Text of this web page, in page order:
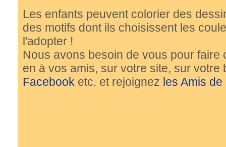
Les enfants peuvent colorier des
des motifs dont ils choisissent les
l'adopter !
Nous avons besoin de vous pour
en à vos amis, sur votre site, sur
Facebook etc. et rejoignez les Amis